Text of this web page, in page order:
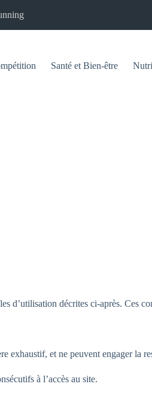
Santé et Bien-être
d’utilisation décrites ci-après. Ces
exhaustif, et ne peuvent engager la
à l’accès au site.